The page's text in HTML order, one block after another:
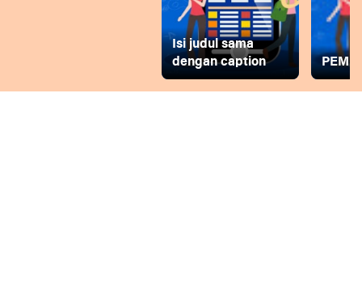
Isi judul sama
dengan caption